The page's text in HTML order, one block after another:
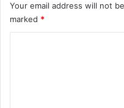
Your email address will not
marked *